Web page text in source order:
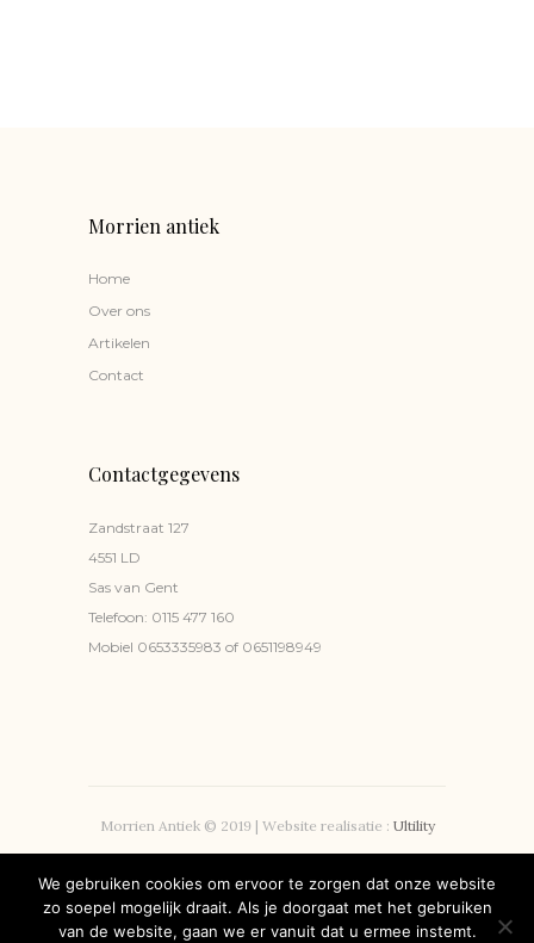
Morrien antiek
Home
Over ons
Artikelen
Contact
Contactgegevens
Zandstraat 127
4551 LD
Sas van Gent
Telefoon: 0115 477 160
Mobiel 0653335983 of 0651198949
Morrien Antiek © 2019 | Website realisatie : Ultility
Privacyverklaring
Volg ons!
We gebruiken cookies om ervoor te zorgen dat onze website
zo soepel mogelijk draait. Als je doorgaat met het gebruiken
van de website, gaan we er vanuit dat u ermee instemt.